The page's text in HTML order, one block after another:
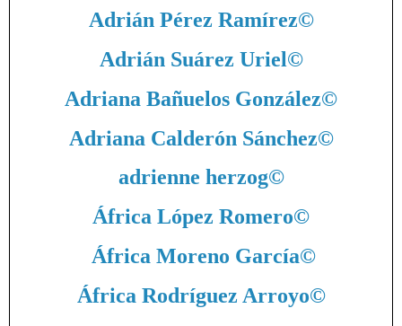
Adrián Pérez Ramírez©
Adrián Suárez Uriel©
Adriana Bañuelos González©
Adriana Calderón Sánchez©
adrienne herzog©
África López Romero©
África Moreno García©
África Rodríguez Arroyo©